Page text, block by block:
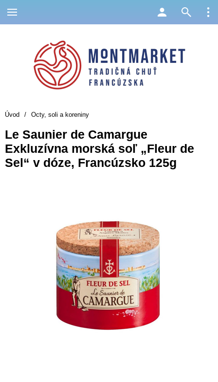
Úvod / Octy, soli a koreniny
Le Saunier de Camargue
Exkluzívna morská soľ „Fleur de
Sel“ v dóze, Francúzsko 125g